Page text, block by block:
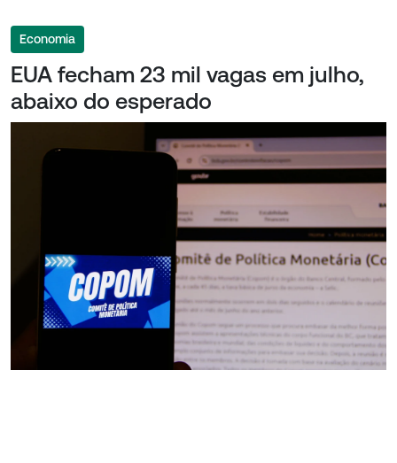
Economia
EUA fecham 23 mil vagas em julho,
abaixo do esperado